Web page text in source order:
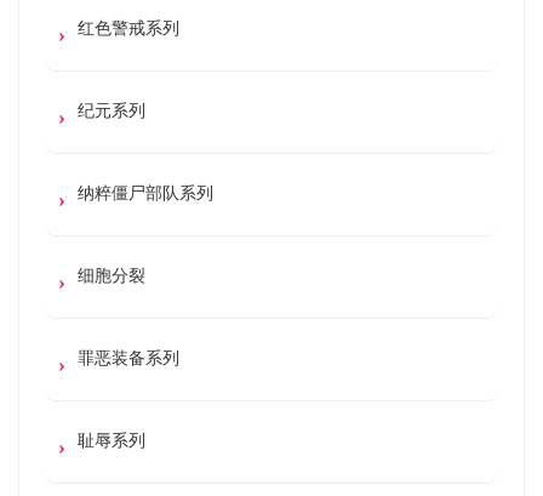
红色警戒系列
纪元系列
纳粹僵尸部队系列
细胞分裂
罪恶装备系列
耻辱系列